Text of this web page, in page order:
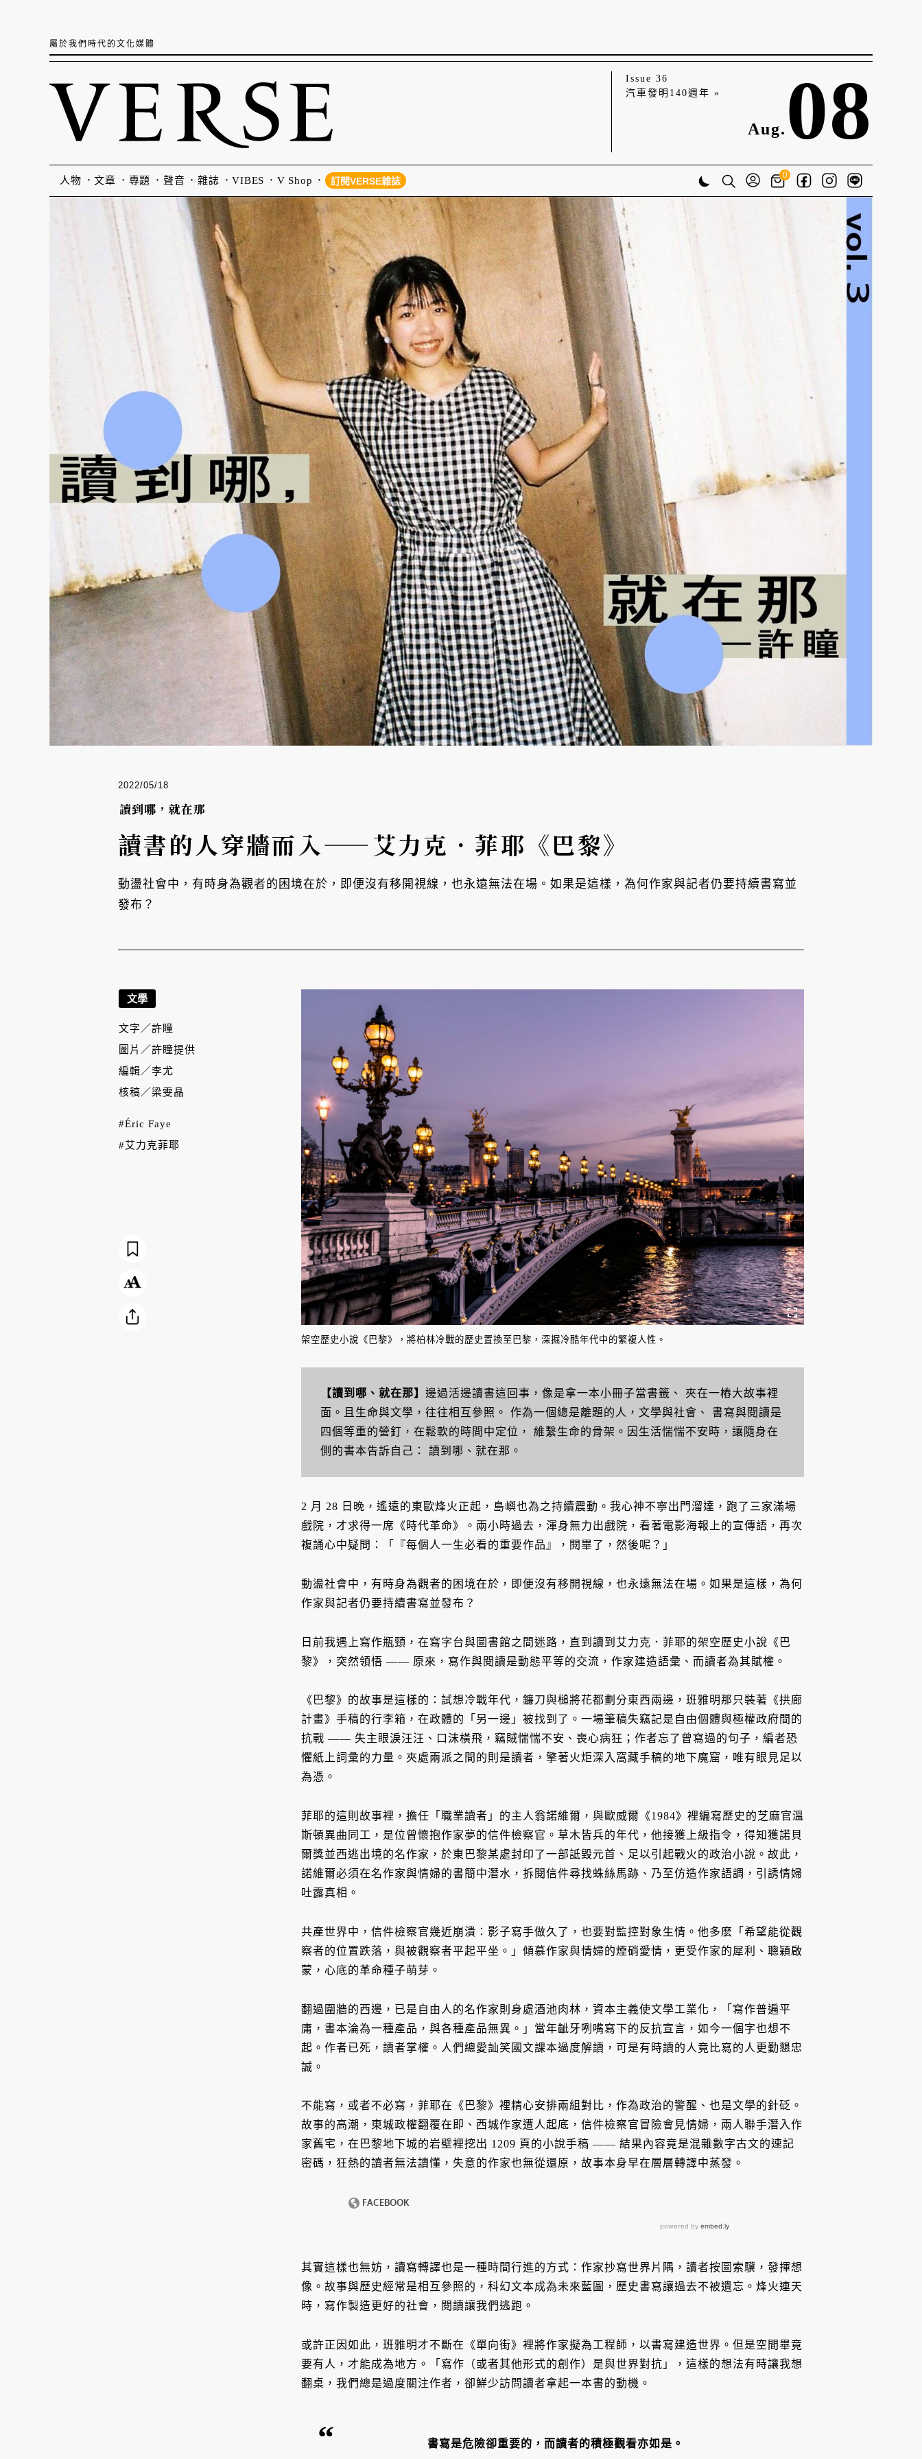
屬於我們時代的文化媒體
Issue 36
汽車發明140週年 »
Aug. 08
人物 文章 專題 聲音 雜誌 VIBES V Shop 訂閱VERSE雜誌
0
2022/05/18
讀到哪，就在那
讀書的人穿牆而入——艾力克．菲耶《巴黎》
動盪社會中，有時身為觀者的困境在於，即便沒有移開視線，也永遠無法在場。如果是這樣，為何作家與記者仍要持續書寫並
發布？
架空歷史小說《巴黎》，將柏林冷戰的歷史置換至巴黎，深掘冷酷年代中的繁複人性。
【讀到哪、就在那】 邊過活邊讀書這回事，像是拿一本小冊子當書籤、 夾在一樁大故事裡
面。且生命與文學，往往相互參照。 作為一個總是離題的人，文學與社會、 書寫與閱讀是
四個等重的營釘，在鬆軟的時間中定位， 維繫生命的骨架。因生活惴惴不安時，讓隨身在
側的書本告訴自己： 讀到哪、就在那。
2 月 28 日晚，遙遠的東歐烽火正起，島嶼也為之持續震動。我心神不寧出門溜達，跑了三家滿場
戲院，才求得一席《時代革命》。兩小時過去，渾身無力出戲院，看著電影海報上的宣傳語，再次
複誦心中疑問：「『每個人一生必看的重要作品』，閱畢了，然後呢？」
動盪社會中，有時身為觀者的困境在於，即便沒有移開視線，也永遠無法在場。如果是這樣，為何
作家與記者仍要持續書寫並發布？
日前我遇上寫作瓶頸，在寫字台與圖書館之間迷路，直到讀到艾力克．菲耶的架空歷史小說《巴
黎》，突然領悟 —— 原來，寫作與閱讀是動態平等的交流，作家建造語彙、而讀者為其賦權。
《巴黎》的故事是這樣的：試想冷戰年代，鐮刀與槌將花都劃分東西兩邊，班雅明那只裝著《拱廊
計畫》手稿的行李箱，在政體的「另一邊」被找到了。一場筆稿失竊記是自由個體與極權政府間的
抗戰 —— 失主眼淚汪汪、口沫橫飛，竊賊惴惴不安、喪心病狂；作者忘了曾寫過的句子，編者恐
懼紙上詞彙的力量。夾處兩派之間的則是讀者，擎著火炬深入窩藏手稿的地下魔窟，唯有眼見足以
為憑。
菲耶的這則故事裡，擔任「職業讀者」的主人翁諾維爾，與歐威爾《1984》裡編寫歷史的芝麻官溫
斯頓異曲同工，是位曾懷抱作家夢的信件檢察官。草木皆兵的年代，他接獲上級指令，得知獲諾貝
爾獎並西逃出境的名作家，於東巴黎某處封印了一部詆毀元首、足以引起戰火的政治小說。故此，
諾維爾必須在名作家與情婦的書簡中潛水，拆閱信件尋找蛛絲馬跡、乃至仿造作家語調，引誘情婦
吐露真相。
共產世界中，信件檢察官幾近崩潰：影子寫手做久了，也要對監控對象生情。他多麽「希望能從觀
察者的位置跌落，與被觀察者平起平坐。」傾慕作家與情婦的煙硝愛情，更受作家的犀利、聰穎啟
蒙，心底的革命種子萌芽。
翻過圍牆的西邊，已是自由人的名作家則身處酒池肉林，資本主義使文學工業化，「寫作普遍平
庸，書本淪為一種產品，與各種產品無異。」當年齜牙咧嘴寫下的反抗宣言，如今一個字也想不
起。作者已死，讀者掌權。人們總愛訕笑國文課本過度解讀，可是有時讀的人竟比寫的人更勤懇忠
誠。
不能寫，或者不必寫，菲耶在《巴黎》裡精心安排兩組對比，作為政治的警醒、也是文學的針砭。
故事的高潮，東城政權翻覆在即、西城作家遭人起底，信件檢察官冒險會見情婦，兩人聯手潛入作
家舊宅，在巴黎地下城的岩壁裡挖出 1209 頁的小說手稿 —— 結果內容竟是混雜數字古文的速記
密碼，狂熱的讀者無法讀懂，失意的作家也無從還原，故事本身早在層層轉譯中蒸發。
其實這樣也無妨，讀寫轉譯也是一種時間行進的方式：作家抄寫世界片隅，讀者按圖索驥，發揮想
像。故事與歷史經常是相互參照的，科幻文本成為未來藍圖，歷史書寫讓過去不被遺忘。烽火連天
時，寫作製造更好的社會，閱讀讓我們逃跑。
或許正因如此，班雅明才不斷在《單向街》裡將作家擬為工程師，以書寫建造世界。但是空間畢竟
要有人，才能成為地方。「寫作（或者其他形式的創作）是與世界對抗」，這樣的想法有時讓我想
翻桌，我們總是過度關注作者，卻鮮少訪問讀者拿起一本書的動機。
書寫是危險卻重要的，而讀者的積極觀看亦如是。
文學
文字／許瞳
圖片／許瞳提供
編輯／李尤
核稿／梁雯晶
#Éric Faye
#艾力克菲耶